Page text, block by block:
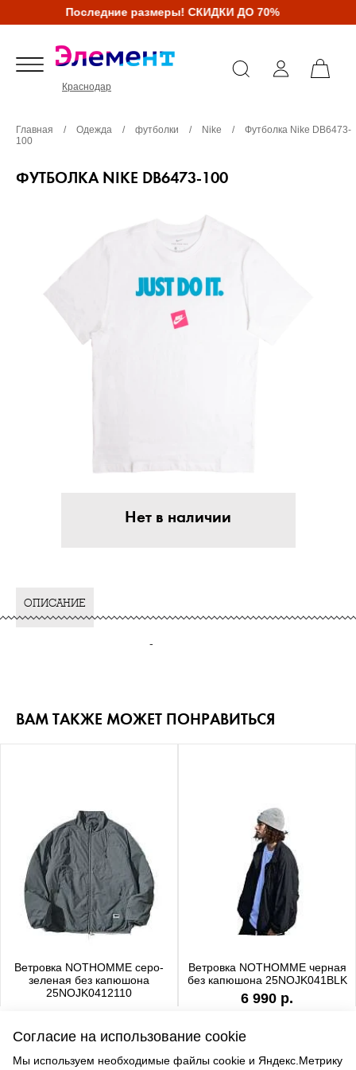
Последние размеры! СКИДКИ ДО 70%
Краснодар
Главная / Одежда / футболки / Nike /
Футболка Nike DB6473-
100
ФУТБОЛКА NIKE DB6473-100
Нет в наличии
ОПИСАНИЕ
-
ВАМ ТАКЖЕ МОЖЕТ ПОНРАВИТЬСЯ
Ветровка NOTHOMME серо-
зеленая без капюшона
25NOJK0412110
Ветровка NOTHOMME черная
без капюшона 25NOJK041BLK
6 990 р.
Согласие на использование cookie
Мы используем необходимые файлы cookie и Яндекс.Метрику